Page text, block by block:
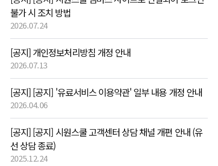
불가 시 조치 방법
2026.07.24
[공지] 개인정보처리방침 개정 안내
2026.07.13
[공지] [공지] '유료서비스 이용약관' 일부 내용 개정 안내
2026.04.06
[공지] [공지] 시원스쿨 고객센터 상담 채널 개편 안내 (유
선 상담 종료)
2025.12.24